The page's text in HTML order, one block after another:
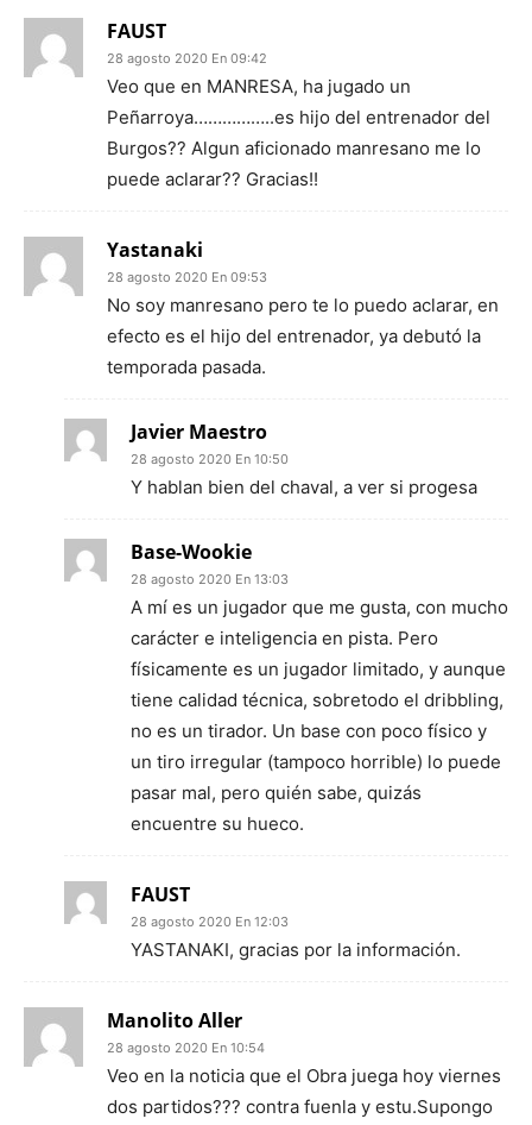
FAUST
28 agosto 2020 En 09:42
Veo que en MANRESA, ha jugado un
Peñarroya……………..es hijo del entrenador del
Burgos?? Algun aficionado manresano me lo
puede aclarar?? Gracias!!
Yastanaki
28 agosto 2020 En 09:53
No soy manresano pero te lo puedo aclarar, en
efecto es el hijo del entrenador, ya debutó la
temporada pasada.
Javier Maestro
28 agosto 2020 En 10:50
Y hablan bien del chaval, a ver si progesa
Base-Wookie
28 agosto 2020 En 13:03
A mí es un jugador que me gusta, con mucho
carácter e inteligencia en pista. Pero
físicamente es un jugador limitado, y aunque
tiene calidad técnica, sobretodo el dribbling,
no es un tirador. Un base con poco físico y
un tiro irregular (tampoco horrible) lo puede
pasar mal, pero quién sabe, quizás
encuentre su hueco.
FAUST
28 agosto 2020 En 12:03
YASTANAKI, gracias por la información.
Manolito Aller
28 agosto 2020 En 10:54
Veo en la noticia que el Obra juega hoy viernes
dos partidos??? contra fuenla y estu.Supongo